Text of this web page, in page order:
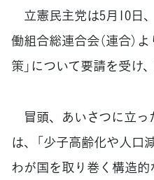
立憲民主党は5月10日
働組合総連合会（連合）
策」について要請を受け
冒頭、あいさつに立っ
は、「少子高齢化や人口
わが国を取り巻く構造